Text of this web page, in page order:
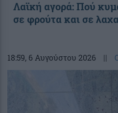
Λαϊκή αγορά: Πού
σε φρούτα και σε
18:59, 6 Αυγούστου 2026 ||